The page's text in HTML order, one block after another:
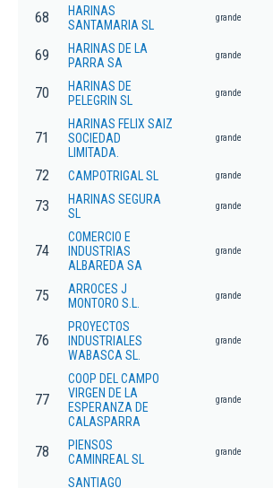
68
HARINAS
SANTAMARIA SL
grande
69
HARINAS DE LA
PARRA SA
grande
70
HARINAS DE
PELEGRIN SL
grande
71
HARINAS FELIX SAIZ
SOCIEDAD
LIMITADA.
grande
72 CAMPOTRIGAL SL grande
73
HARINAS SEGURA
SL
grande
74
COMERCIO E
INDUSTRIAS
ALBAREDA SA
grande
75
ARROCES J
MONTORO S.L.
grande
76
PROYECTOS
INDUSTRIALES
WABASCA SL.
grande
77
COOP DEL CAMPO
VIRGEN DE LA
ESPERANZA DE
CALASPARRA
grande
78
PIENSOS
CAMINREAL SL
grande
SANTIAGO